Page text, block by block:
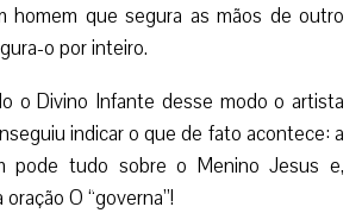
homem que segura as mãos de outro
o por inteiro.
o Divino Infante desse modo o artista
indicar o que de fato acontece: a
pode tudo sobre o Menino Jesus e,
O “governa”!